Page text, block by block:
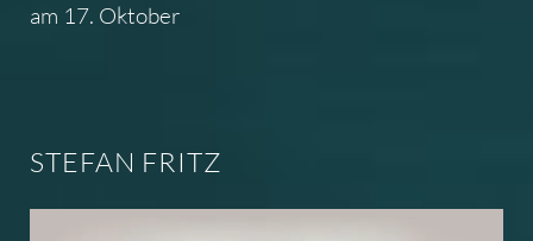
am 17. Oktober
STEFAN FRITZ